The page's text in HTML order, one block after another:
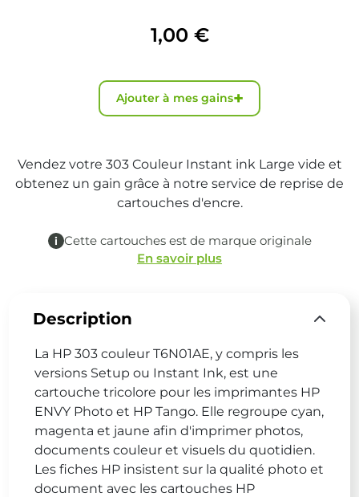
1,00 €
Ajouter à mes gains+
Vendez votre 303 Couleur Instant ink Large vide et
obtenez un gain grâce à notre service de reprise de
cartouches d'encre.
Cette cartouches est de marque originale
En savoir plus
Description
La HP 303 couleur T6N01AE, y compris les
versions Setup ou Instant Ink, est une
cartouche tricolore pour les imprimantes HP
ENVY Photo et HP Tango. Elle regroupe cyan,
magenta et jaune afin d'imprimer photos,
documents couleur et visuels du quotidien.
Les fiches HP insistent sur la qualité photo et
document avec les cartouches HP